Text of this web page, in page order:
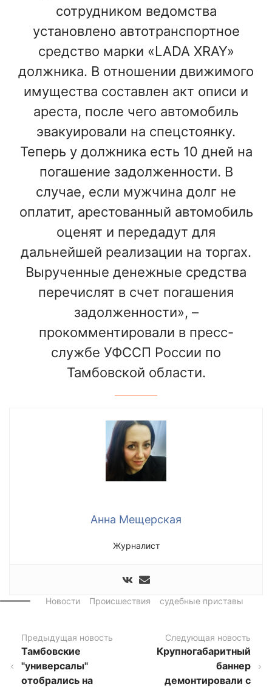
сотрудником ведомства
установлено автотранспортное
средство марки «LADA XRAY»
должника. В отношении движимого
имущества составлен акт описи и
ареста, после чего автомобиль
эвакуировали на спецстоянку.
Теперь у должника есть 10 дней на
погашение задолженности. В
случае, если мужчина долг не
оплатит, арестованный автомобиль
оценят и передадут для
дальнейшей реализации на торгах.
Вырученные денежные средства
перечислят в счет погашения
задолженности», –
прокомментировали в пресс-
службе УФССП России по
Тамбовской области.
Анна Мещерская
Журналист
Новости Происшествия судебные приставы
Предыдущая новость
Тамбовские
"универсалы"
отобрались на
Следующая новость
Крупногабаритный
баннер
демонтировали с